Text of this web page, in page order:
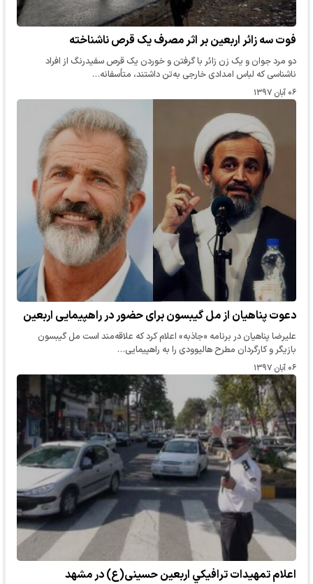
فوت سه زائر اربعین بر اثر مصرف یک قرص ناشناخته
دو مرد جوان و یک زن زائر با گرفتن و خوردن یک قرص سفیدرنگ از افراد
ناشناسی که لباس امدادی خارجی به‌تن داشتند، متأسفانه…
۰۶ آبان ۱۳۹۷
دعوت پناهیان از مل گیبسون برای حضور در راهپیمایی اربعین
علیرضا پناهیان در برنامه «جاذبه» اعلام کرد که علاقه‌مند است مل گیبسون
بازیگر و کارگردان مطرح هالیوودی را به راهپیمایی…
۰۶ آبان ۱۳۹۷
اعلام تمهيدات ترافيكي اربعین حسینی(ع) در مشهد